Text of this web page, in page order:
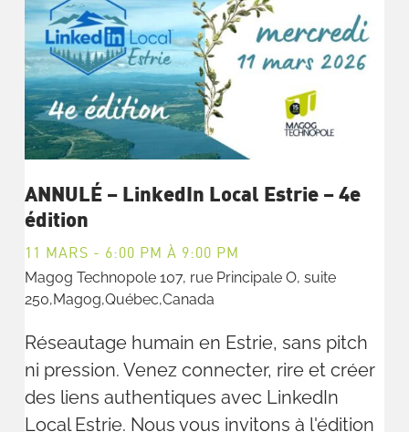
ANNULÉ – LinkedIn Local Estrie – 4e
édition
11 MARS - 6:00 PM À 9:00 PM
Magog Technopole 107, rue Principale O, suite
250,Magog,Québec,Canada
Réseautage humain en Estrie, sans pitch
ni pression. Venez connecter, rire et créer
des liens authentiques avec LinkedIn
Local Estrie. Nous vous invitons à l'édition